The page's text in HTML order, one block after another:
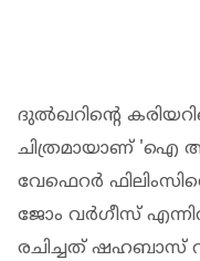
ദുല്‍ഖറിന്റെ
ചിത്രമായാണ് 'ഐ
വേഫെറര്‍
ജോം വര്‍ഗീസ്
രചിച്ചത് ഷഹബാസ്